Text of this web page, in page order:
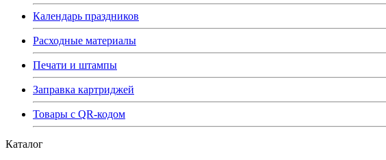
Календарь праздников
Расходные материалы
Печати и штампы
Заправка картриджей
Товары с QR-кодом
Каталог